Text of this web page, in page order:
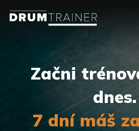
Začni
dnes.
7 dní máš